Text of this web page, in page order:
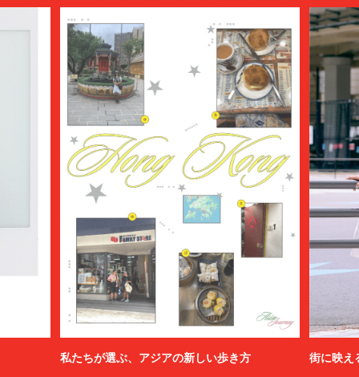
私たちが選ぶ、アジアの新しい歩き方 街に映え